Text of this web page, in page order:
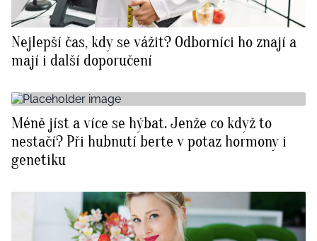
Nejlepší čas, kdy se vážit? Odborníci ho znají a
mají i další doporučení
Méně jíst a více se hýbat. Jenže co když to
nestačí? Při hubnutí berte v potaz hormony i
genetiku